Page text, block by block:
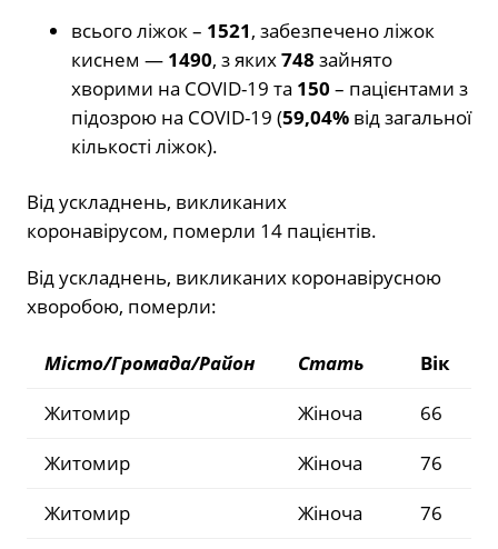
всього ліжок – 1521, забезпечено ліжок
киснем — 1490, з яких748 зайнято
хворими на COVID-19 та 150 – пацієнтами з
підозрою на COVID-19 (59,04% від загальної
кількості ліжок).
Від ускладнень, викликаних
коронавірусом, померли 14 пацієнтів.
Від ускладнень, викликаних коронавірусною
хворобою, померли:
Місто/Громада/Район Стать
Вік
Житомир
Жіноча
66
Житомир
Жіноча
76
Житомир
Жіноча
76